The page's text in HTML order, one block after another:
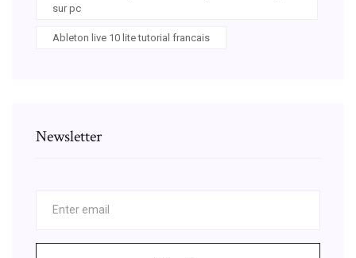
sur pc
Ableton live 10 lite tutorial francais
Newsletter